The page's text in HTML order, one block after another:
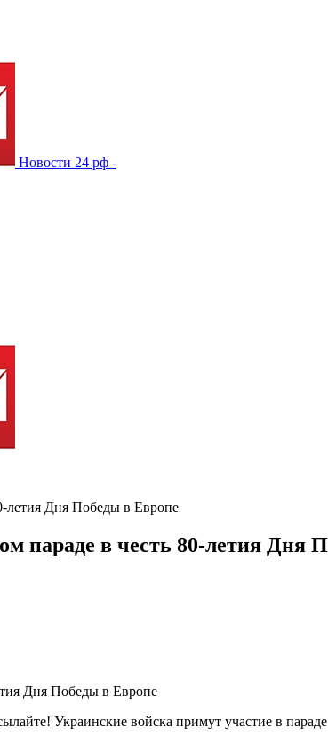
Новости 24 рф -
летия Дня Победы в Европе
параде в честь 80-летия Дня
Украинские войска примут участие в